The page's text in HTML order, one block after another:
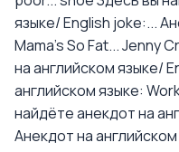
языке/ English joke:...
Mama's So Fat... Jenny
на английском языке/
английском языке:
найдёте анекдот на
Анекдот на